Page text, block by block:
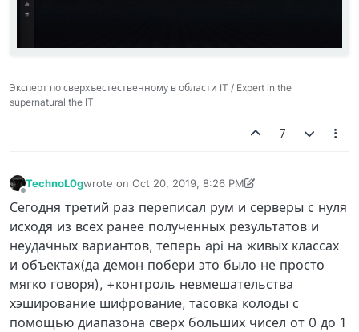
Эксперт по сверхъестественному в области IT / Expert in the
supernatural the IT
7
TechnoL0gwrote on Oct 20, 2019, 8:26 PM
last edited by TechnoL0gOct 20, 2019, 8:29 PM
Сегодня третий раз переписал рум и серверы с нуля
исходя из всех ранее полученных результатов и
неудачных вариантов, теперь api на живых классах
и объектах(да демон побери это было не просто
мягко говоря), +контроль невмешательства
хэширование шифрование, тасовка колоды с
помощью диапазона сверх больших чисел от 0 до 1